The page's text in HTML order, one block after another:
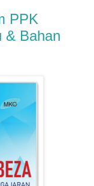
PPK
& Bahan